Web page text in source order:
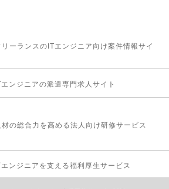
リーランスのITエンジニア向け案件情報サイ
エンジニアの派遣専門求人サイト
材の総合力を高める法人向け研修サービス
エンジニアを支える福利厚生サービス